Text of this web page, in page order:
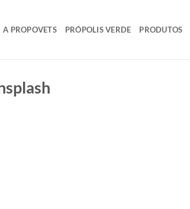
A PROPOVETS PRÓPOLIS VERDE PRODUTOS